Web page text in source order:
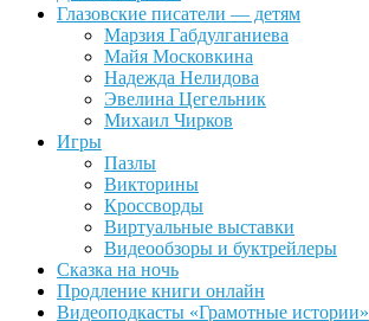
Глазовские писатели — детям
Марзия Габдулганиева
Майя Московкина
Надежда Нелидова
Эвелина Цегельник
Михаил Чирков
Игры
Пазлы
Викторины
Кроссворды
Виртуальные выставки
Видеообзоры и буктрейлеры
Сказка на ночь
Продление книги онлайн
Видеоподкасты «Грамотные истории»